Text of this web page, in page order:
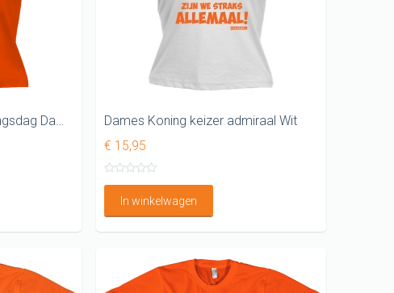
Vrij en op de markt Koningsdag Dames shirt
Dames Koning keizer admiraal Wit
€ 15,95
In winkelwagen